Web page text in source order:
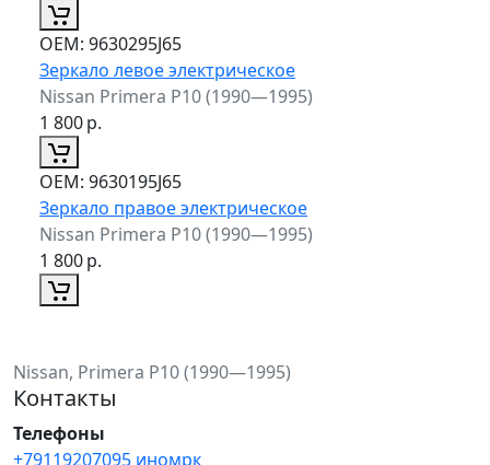
ОЕМ: 9630295J65
Зеркало левое электрическое
Nissan Primera P10 (1990—1995)
1 800р.
ОЕМ: 9630195J65
Зеркало правое электрическое
Nissan Primera P10 (1990—1995)
1 800р.
Nissan, Primera P10 (1990—1995)
Контакты
Телефоны
+79119207095 иномрк